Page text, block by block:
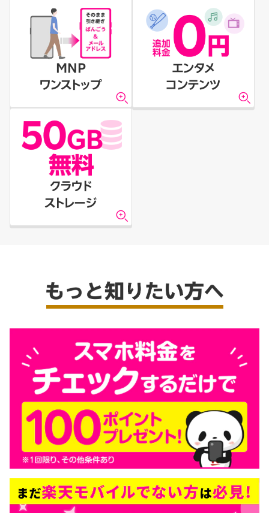
MNP
ワンストップ
エンタメ
コンテンツ
クラウド
ストレージ